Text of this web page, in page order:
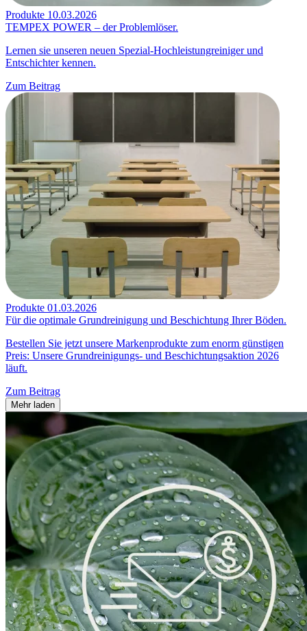
Produkte 10.03.2026
TEMPEX POWER – der Problemlöser.
Lernen sie unseren neuen Spezial-Hochleistungreiniger und
Entschichter kennen.
Zum Beitrag
Produkte 01.03.2026
Für die optimale Grundreinigung und Beschichtung Ihrer Böden.
Bestellen Sie jetzt unsere Markenprodukte zum enorm günstigen
Preis: Unsere Grundreinigungs- und Beschichtungsaktion 2026
läuft.
Zum Beitrag
Mehr laden